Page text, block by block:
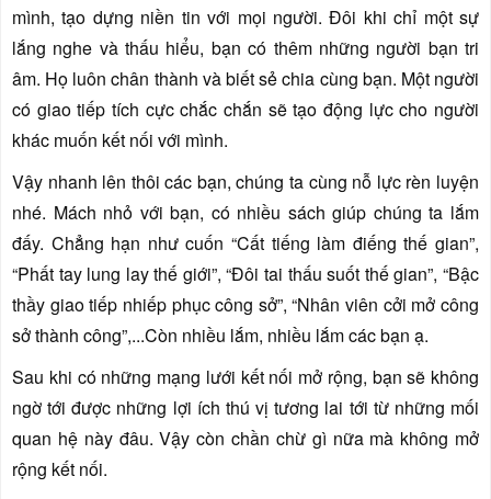
mình, tạo dựng niền tin với mọi người. Đôi khi chỉ một sự
lắng nghe và thấu hiểu, bạn có thêm những người bạn tri
âm. Họ luôn chân thành và biết sẻ chia cùng bạn. Một người
có giao tiếp tích cực chắc chắn sẽ tạo động lực cho người
khác muốn kết nối với mình.
Vậy nhanh lên thôi các bạn, chúng ta cùng nỗ lực rèn luyện
nhé. Mách nhỏ với bạn, có nhiều sách giúp chúng ta lắm
đấy. Chẳng hạn như cuốn “Cất tiếng làm điếng thế gian”,
“Phất tay lung lay thế giới”, “Đôi tai thấu suốt thế gian”, “Bậc
thầy giao tiếp nhiếp phục công sở”, “Nhân viên cởi mở công
sở thành công”,...Còn nhiều lắm, nhiều lắm các bạn ạ.
Sau khi có những mạng lưới kết nối mở rộng, bạn sẽ không
ngờ tới được những lợi ích thú vị tương lai tới từ những mối
quan hệ này đâu. Vậy còn chần chừ gì nữa mà không mở
rộng kết nối.